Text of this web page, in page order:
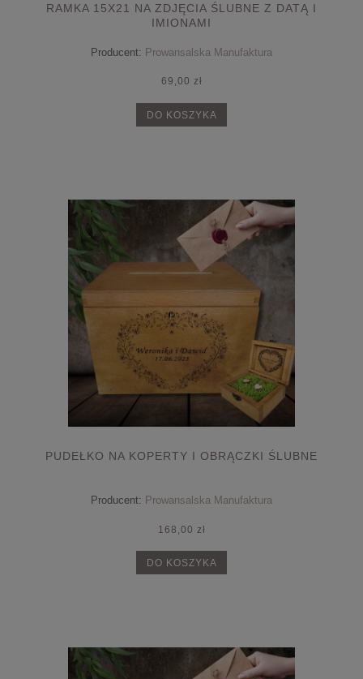
RAMKA 15X21 NA ZDJĘCIA ŚLUBNE Z DATĄ I
IMIONAMI
Producent: Prowansalska Manufaktura
69,00 zł
DO KOSZYKA
PUDEŁKO NA KOPERTY I OBRĄCZKI ŚLUBNE
Producent: Prowansalska Manufaktura
168,00 zł
DO KOSZYKA